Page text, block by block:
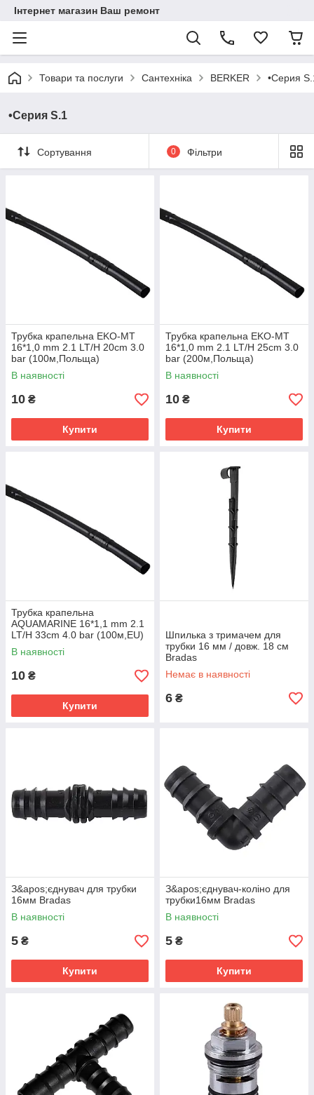
Інтернет магазин Ваш ремонт
Товари та послуги Сантехніка BERKER •Серия
•Серия S.1
Сортування 0 Фільтри
Трубка крапельна EKO-MT
16*1,0 mm 2.1 LT/H 20cm 3.0
bar (100м,Польща)
В наявності
10 ₴
Купити
Трубка крапельна EKO-MT
16*1,0 mm 2.1 LT/H 25cm 3.0
bar (200м,Польща)
В наявності
10 ₴
Купити
Трубка крапельна
AQUAMARINE 16*1,1 mm 2.1
LT/H 33cm 4.0 bar (100м,EU)
В наявності
10 ₴
Купити
Шпилька з тримачем для
трубки 16 мм / довж. 18 см
Bradas
Немає в наявності
6 ₴
З&apos;єднувач для трубки
16мм Bradas
В наявності
5 ₴
Купити
З&apos;єднувач-коліно для
трубки16мм Bradas
В наявності
5 ₴
Купити